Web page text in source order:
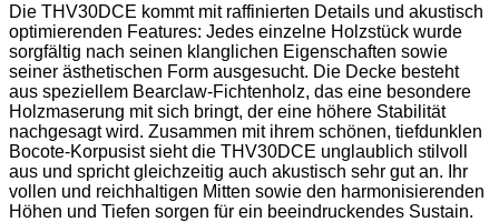
Die THV30DCE kommt mit raffinierten Details und akustisch
optimierenden Features: Jedes einzelne Holzstück wurde
sorgfältig nach seinen klanglichen Eigenschaften sowie
seiner ästhetischen Form ausgesucht. Die Decke besteht
aus speziellem Bearclaw-Fichtenholz, das eine besondere
Holzmaserung mit sich bringt, der eine höhere Stabilität
nachgesagt wird. Zusammen mit ihrem schönen, tiefdunklen
Bocote-Korpusist sieht die THV30DCE unglaublich stilvoll
aus und spricht gleichzeitig auch akustisch sehr gut an. Ihr
vollen und reichhaltigen Mitten sowie den harmonisierenden
Höhen und Tiefen sorgen für ein beeindruckendes Sustain.